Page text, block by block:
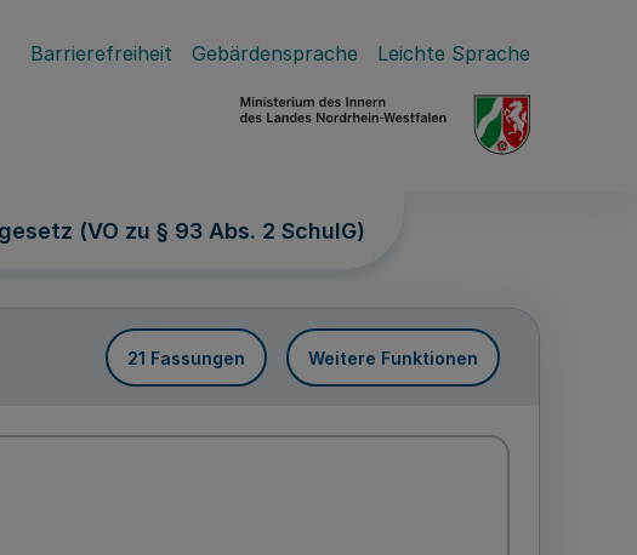
Barrierefreiheit Gebärdensprache Leichte Sprache
(VO zu § 93 Abs. 2 SchulG)
21 Fassungen Weitere Funktionen